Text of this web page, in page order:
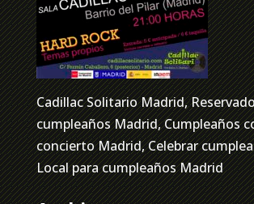
Cadillac Solitario Madrid,
cumpleaños Madrid, Cumpleaños
concierto Madrid, Celebrar
Local para cumpleaños Madrid